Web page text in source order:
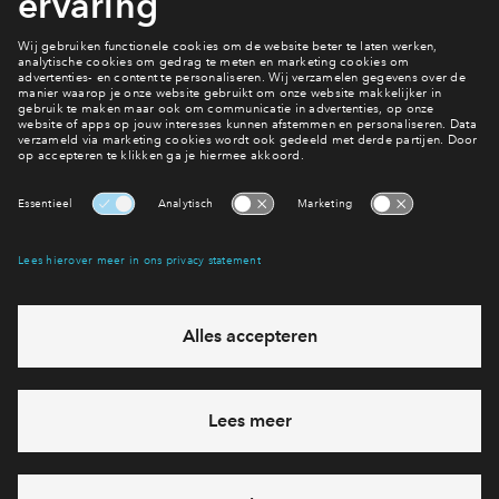
Lees ook het stappenplan van UNICwonen
info@boumij.nl
Woningen
eventuele projecten
Ja, ik wil mij aanmelden
Heb je een vraag en wil je direct antwoord? Bel ons op088 -
712 26 85